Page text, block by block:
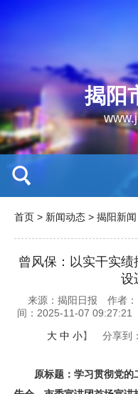
揭阳
首页 > 新闻动态 > 揭阳新闻
曾风保：以实干实
设
来源：揭阳日报 作者：
间：2025-11-07 09:27:21
大 中 小】 分享到：
原标题：学习贯彻党的